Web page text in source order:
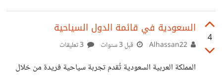
ما هو أكثر ما يقلقك؟
4
السعودية في قائمة الدول السياحية
قبل 3 سنوات
المملكة العربية السعودية تُقدم تجربة سياحية فريدة من خلال